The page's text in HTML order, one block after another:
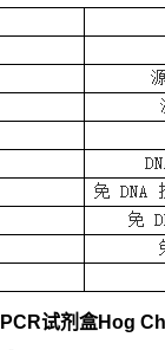
试剂盒Hog